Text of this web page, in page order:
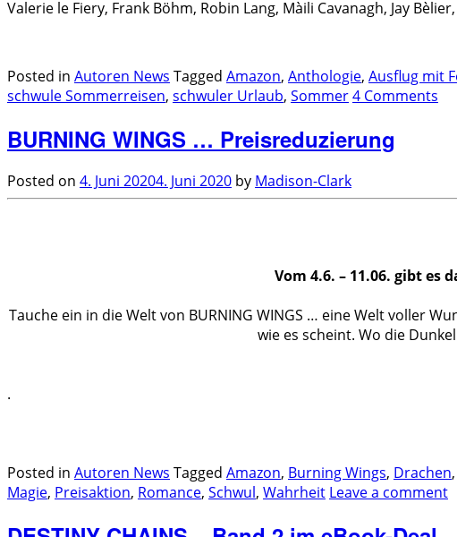
Valerie le Fiery, Frank Böhm, Robin Lang, Màili Cavanagh, Jay
Posted in Autoren News Tagged Amazon, Anthologie, Ausflug mit
schwule Sommerreisen, schwuler Urlaub, Sommer4 Comments
BURNING WINGS … Preisreduzierung
Posted on 4. Juni 20204. Juni 2020 by Madison-Clark
Vom 4.6. – 11.06. gibt es
Tauche ein in die Welt von BURNING WINGS … eine Welt voller
wie es scheint. Wo die
.
Posted in Autoren News Tagged Amazon, Burning Wings, Drachen,
Magie, Preisaktion, Romance, Schwul, Wahrheit Leave a comment